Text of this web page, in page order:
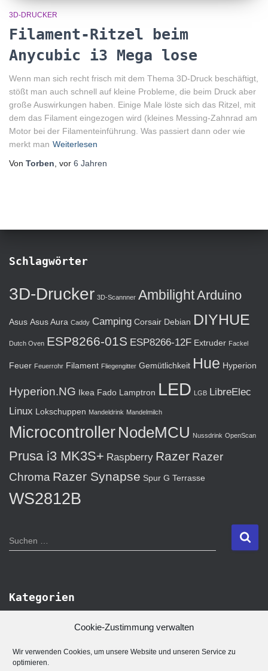
Cookie-Zustimmung verwalten
Wir verwenden Cookies, um unsere Website und unseren Service zu
optimieren.
3D-DRUCKER
Filament-Ritzel beim
Anycubic i3 Mega lose
Wenn man sich recht frisch mit dem Thema 3D-Druck beschäftigt,
stößt man auch schnell auf kleine Probleme, die beim Druck aber
große Auswirkungen haben. Einige Male löste sich das Ritzel, mit
dem das Filament eingezogen wird (kleines Messing-Zahnrad am
Motor bei der Filamenteinführung. Was passiert dann oder wie
merkt man Weiterlesen
Von Torben , vor 6 Jahren
Schlagwörter
3D-Drucker 3D-Scannner AmbilightArduino
Asus Asus Aura Caddy Camping Corsair Debian DIYHUE
Dutch Oven ESP8266-01S ESP8266-12F Extruder Fackel
Feuer Feuerrohr Filament Fliegengitter Gemütlichkeit Hue Hyperion
Hyperion.NG Ikea Fado Lamptron LED LGB LibreElec
Linux Lokschuppen Mandeldrink Mandelmilch
Microcontroller NodeMCU Nussdrink OpenScan
Prusa i3 MK3S+ Raspberry Razer Razer
Chroma Razer Synapse Spur G Terrasse
WS2812B
S
u
n
h
Suchen …
Kategorien
e